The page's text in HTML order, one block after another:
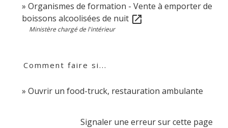
Organismes de formation - Vente à emporter de
boissons alcoolisées de nuit open_in_new
Ministère chargé de l'intérieur
Comment faire si...
Ouvrir un food-truck, restauration ambulante
Signaler une erreur sur cette page